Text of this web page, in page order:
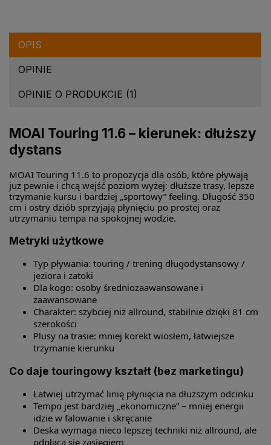
OPIS
OPINIE
OPINIE O PRODUKCIE (1)
MOAI Touring 11.6 – kierunek: dłuższy
dystans
MOAI Touring 11.6 to propozycja dla osób, które pływają
już pewnie i chcą wejść poziom wyżej: dłuższe trasy, lepsze
trzymanie kursu i bardziej „sportowy” feeling. Długość 350
cm i ostry dziób sprzyjają płynięciu po prostej oraz
utrzymaniu tempa na spokojnej wodzie.
Metryki użytkowe
Typ pływania: touring / trening długodystansowy /
jeziora i zatoki
Dla kogo: osoby średniozaawansowane i
zaawansowane
Charakter: szybciej niż allround, stabilnie dzięki 81 cm
szerokości
Plusy na trasie: mniej korekt wiosłem, łatwiejsze
trzymanie kierunku
Co daje touringowy kształt (bez marketingu)
Łatwiej utrzymać linię płynięcia na dłuższym odcinku
Tempo jest bardziej „ekonomiczne” – mniej energii
idzie w falowanie i skręcanie
Deska wymaga nieco lepszej techniki niż allround, ale
odpłaca się zasięgiem